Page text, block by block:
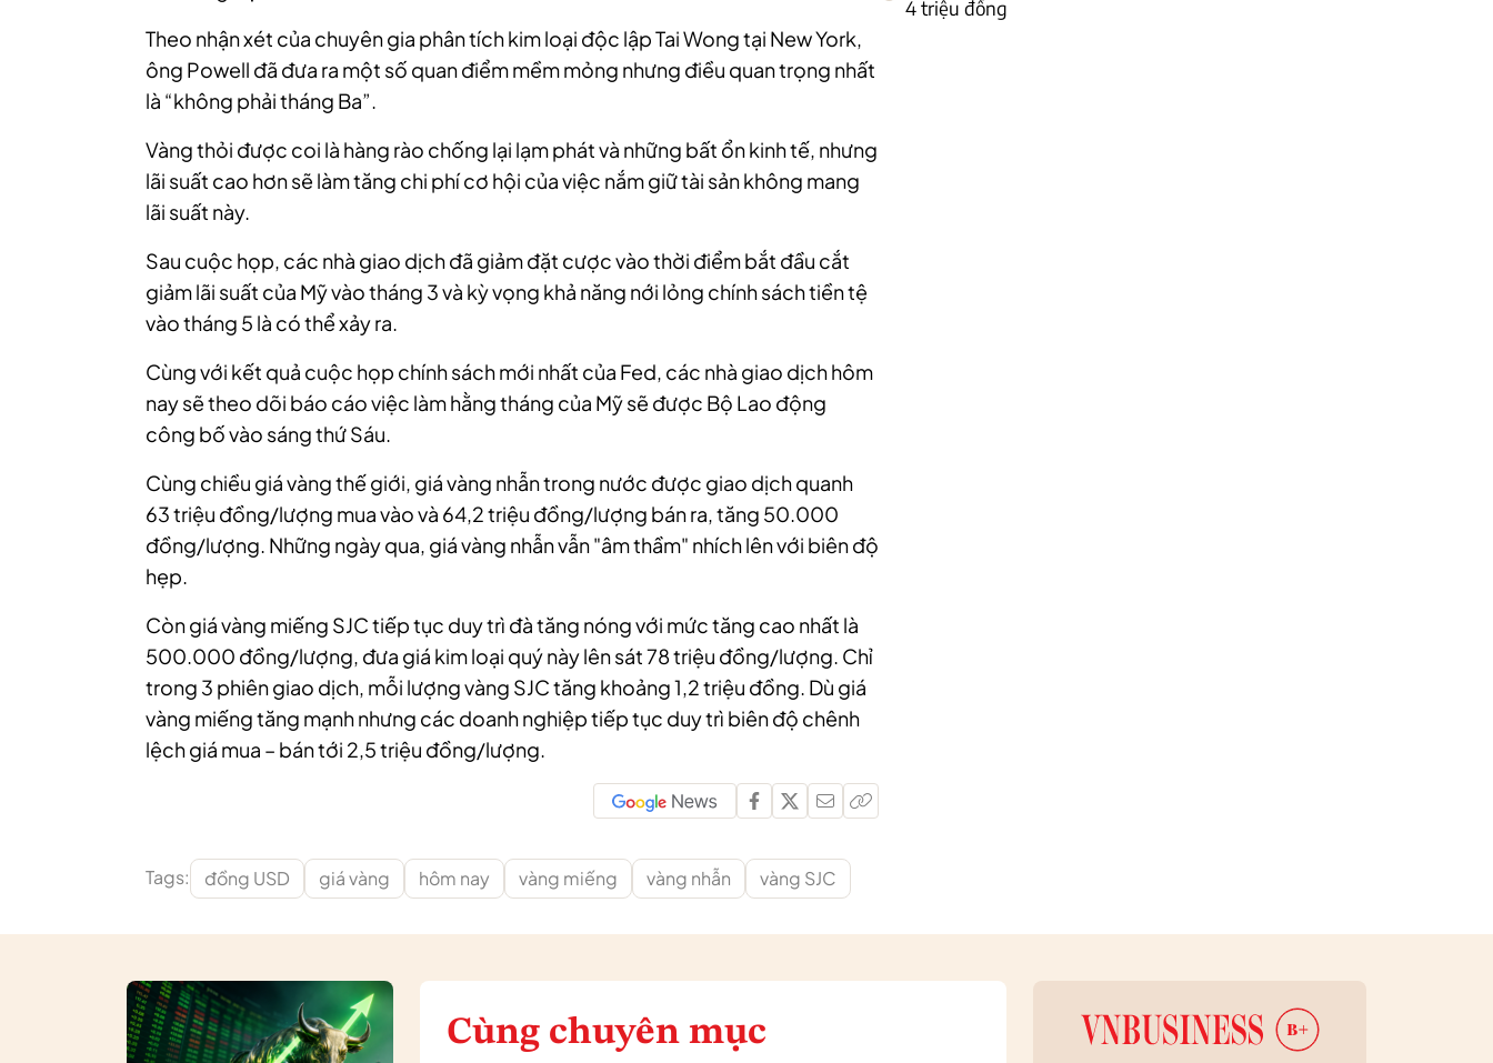
Theo nhận xét của chuyên gia phân tích kim loại độc lập Tai Wong tại New York,
ông Powell đã đưa ra một số quan điểm mềm mỏng nhưng điều quan trọng nhất
là “không phải tháng Ba”.
Vàng thỏi được coi là hàng rào chống lại lạm phát và những bất ổn kinh tế, nhưng
lãi suất cao hơn sẽ làm tăng chi phí cơ hội của việc nắm giữ tài sản không mang
lãi suất này.
Sau cuộc họp, các nhà giao dịch đã giảm đặt cược vào thời điểm bắt đầu cắt
giảm lãi suất của Mỹ vào tháng 3 và kỳ vọng khả năng nới lỏng chính sách tiền tệ
vào tháng 5 là có thể xảy ra.
Cùng với kết quả cuộc họp chính sách mới nhất của Fed, các nhà giao dịch hôm
nay sẽ theo dõi báo cáo việc làm hằng tháng của Mỹ sẽ được Bộ Lao động
công bố vào sáng thứ Sáu.
Cùng chiều giá vàng thế giới, giá vàng nhẫn trong nước được giao dịch quanh
63 triệu đồng/lượng mua vào và 64,2 triệu đồng/lượng bán ra, tăng 50.000
đồng/lượng. Những ngày qua, giá vàng nhẫn vẫn "âm thầm" nhích lên với biên độ
hẹp.
Còn giá vàng miếng SJC tiếp tục duy trì đà tăng nóng với mức tăng cao nhất là
500.000 đồng/lượng, đưa giá kim loại quý này lên sát 78 triệu đồng/lượng. Chỉ
trong 3 phiên giao dịch, mỗi lượng vàng SJC tăng khoảng 1,2 triệu đồng. Dù giá
vàng miếng tăng mạnh nhưng các doanh nghiệp tiếp tục duy trì biên độ chênh
lệch giá mua – bán tới 2,5 triệu đồng/lượng.
Tags: đồng USD giá vàng hôm nay vàng miếng vàng nhẫn vàng SJC
4 triệu đồng
Cùng chuyên mục